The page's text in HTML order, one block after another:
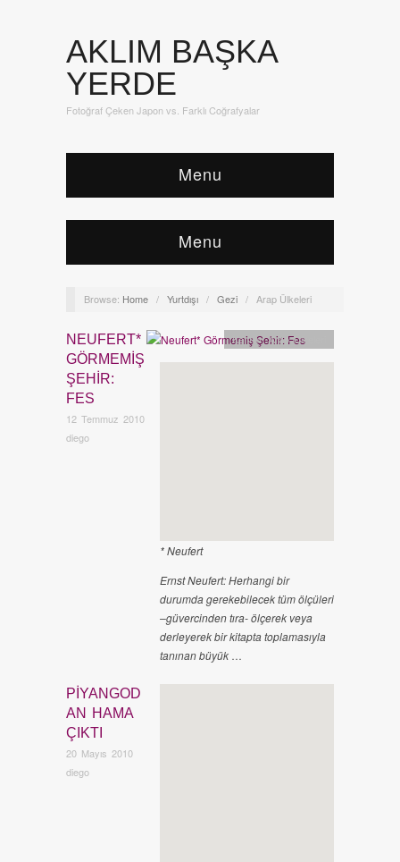
AKLIM BAŞKA
YERDE
Fotoğraf Çeken Japon vs. Farklı Coğrafyalar
Menu
Menu
Browse: Home / Yurtdışı / Gezi / Arap Ülkeleri
NEUFERT*
GÖRMEMIŞ
ŞEHIR:
FES
12 Temmuz 2010
diego
Kentler,Arap Ülkeleri
* Neufert
Ernst Neufert: Herhangi bir
durumda gerekebilecek tüm ölçüleri
–güvercinden tıra- ölçerek veya
derleyerek bir kitapta toplamasıyla
tanınan büyük …
PIYANGOD
AN HAMA
ÇIKTI
20 Mayıs 2010
diego